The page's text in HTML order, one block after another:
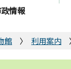
情報
館 利用案内